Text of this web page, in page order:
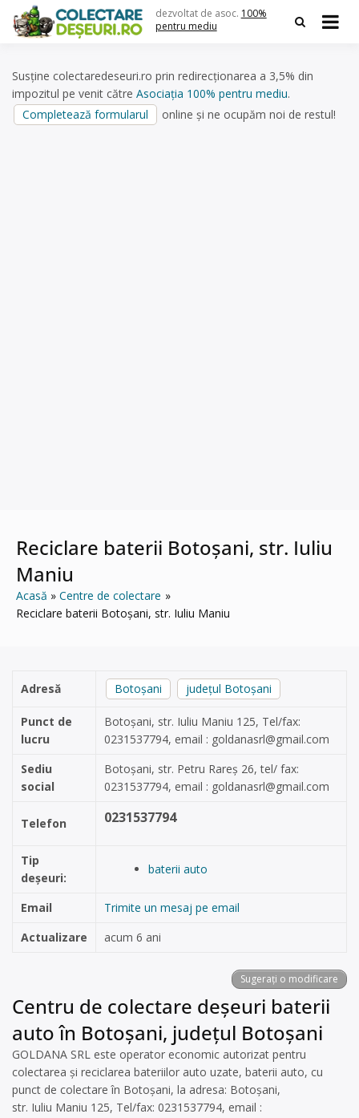
content
dezvoltat de asoc. 100%
pentru mediu
Susține colectaredeseuri.ro prin redirecționarea a 3,5% din
impozitul pe venit către Asociația 100% pentru mediu.
Completează formularul
online și ne ocupăm noi de restul!
Reciclare baterii Botoșani, str. Iuliu
Maniu
Acasă
Centre de colectare
Reciclare baterii Botoșani, str. Iuliu Maniu
Adresă Botoșani județul Botoșani
Punct de
lucru
Botoșani, str. Iuliu Maniu 125, Tel/fax:
0231537794, email : goldanasrl@gmail.com
Sediu
social
Botoșani, str. Petru Rareș 26, tel/ fax:
0231537794, email : goldanasrl@gmail.com
Telefon 0231537794
Tip
deșeuri:
baterii auto
Email
Trimite un mesaj pe email
Actualizare
acum 6 ani
Sugerați o modificare
Centru de colectare deșeuri baterii
auto în Botoșani, județul Botoșani
GOLDANA SRL este operator economic autorizat pentru
colectarea și reciclarea bateriilor auto uzate, baterii auto, cu
punct de colectare în Botoșani, la adresa: Botoșani,
str. Iuliu Maniu 125, Tel/fax: 0231537794, email :